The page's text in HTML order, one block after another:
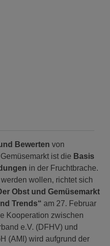
Bewerten von
ist die Basis
in der Fruchtbrache.
wollen, richtet sich
Obst und Gemüsemarkt
Trends“ am 27. Februar
Kooperation zwischen
e.V. (DFHV) und
(AMI) wird aufgrund der